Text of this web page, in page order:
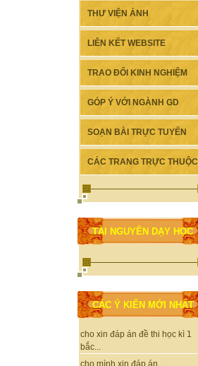
THƯ VIỆN ẢNH
LIÊN KẾT WEBSITE
TRAO ĐỔI KINH NGHIỆM
GÓP Ý VỚI NGÀNH GD
SOẠN BÀI TRỰC TUYẾN
CÁC TRANG TRỰC THUỘC
TÀI NGUYÊN DẠY HỌC
CÁC Ý KIẾN MỚI NHẤT
cho xin đáp án đề thi học kì 1
bắc...
cho mình xin đáp án...